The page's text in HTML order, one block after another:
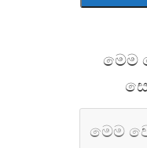
මෙම